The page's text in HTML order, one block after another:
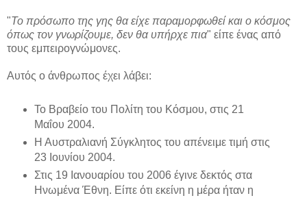
"Το πρόσωπο της γης θα είχε παραμορφωθεί και ο κόσμος
όπως τον γνωρίζουμε, δεν θα υπήρχε πια" είπε ένας από
τους εμπειρογνώμονες.
Αυτός ο άνθρωπος έχει λάβει:
Το Βραβείο του Πολίτη του Κόσμου, στις 21
Μαΐου 2004.
Η Αυστραλιανή Σύγκλητος του απένειμε τιμή στις
23 Ιουνίου 2004.
Στις 19 Ιανουαρίου του 2006 έγινε δεκτός στα
Ηνωμένα Έθνη. Είπε ότι εκείνη η μέρα ήταν η